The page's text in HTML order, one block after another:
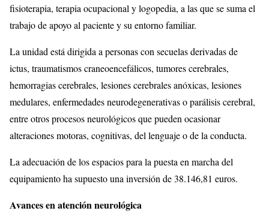
fisioterapia, terapia ocupacional y logopedia, a las que se suma el
trabajo de apoyo al paciente y su entorno familiar.
La unidad está dirigida a personas con secuelas derivadas de
ictus, traumatismos craneoencefálicos, tumores cerebrales,
hemorragias cerebrales, lesiones cerebrales anóxicas, lesiones
medulares, enfermedades neurodegenerativas o parálisis cerebral,
entre otros procesos neurológicos que pueden ocasionar
alteraciones motoras, cognitivas, del lenguaje o de la conducta.
La adecuación de los espacios para la puesta en marcha del
equipamiento ha supuesto una inversión de 38.146,81 euros.
Avances en atención neurológica